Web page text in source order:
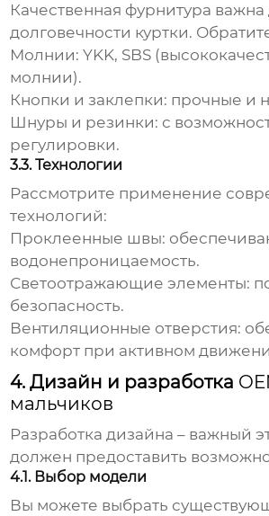
Качественная фурнитура важна
долговечности куртки.
Молнии: YKK, SBS
молнии).
Кнопки и заклепки: прочные и
Шнуры и резинки: с
регулировки.
3.3. Технологии
Рассмотрите применение
технологий:
Проклеенные швы:
водонепроницаемость.
Светоотражающие элементы:
безопасность.
Вентиляционные отверстия:
комфорт при активном
4. Дизайн и разработка
мальчиков
Разработка дизайна – важный
должен предоставить
4.1. Выбор модели
Вы можете выбрать